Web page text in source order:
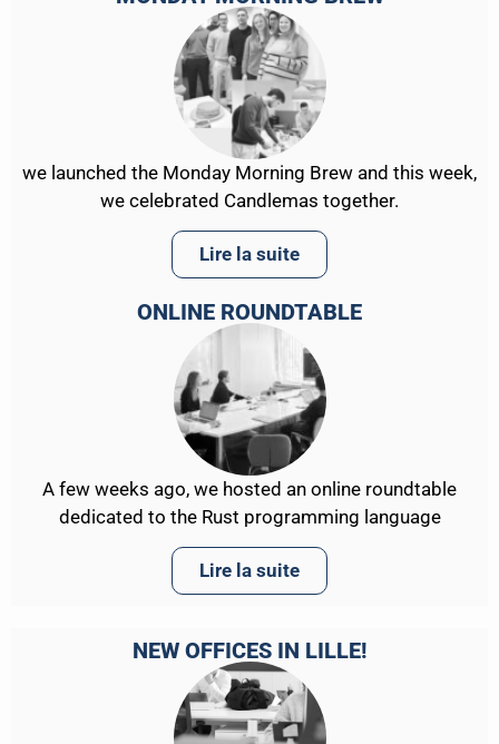
we launched the Monday Morning Brew and this week,
we celebrated Candlemas together.
Lire la suite
ONLINE ROUNDTABLE
A few weeks ago, we hosted an online roundtable
dedicated to the Rust programming language
Lire la suite
NEW OFFICES IN LILLE!